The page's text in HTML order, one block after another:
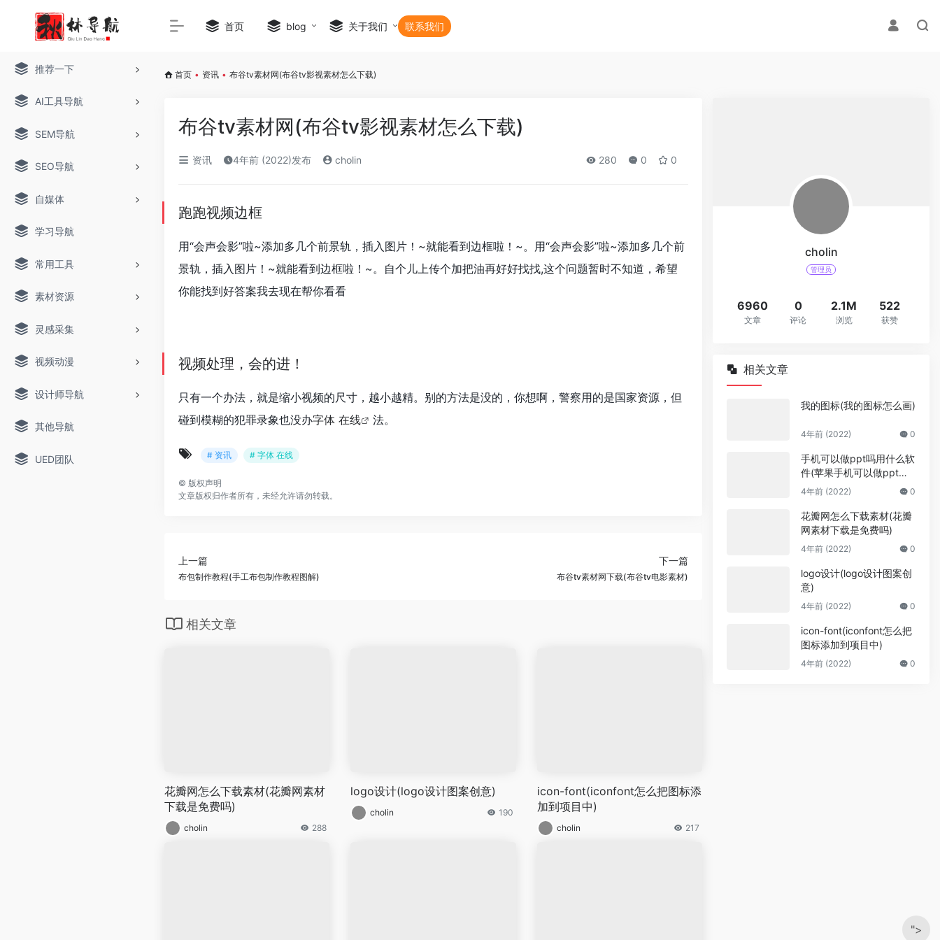
推荐一下
AI工具导航
SEM导航
SEO导航
自媒体
学习导航
常用工具
素材资源
灵感采集
视频动漫
设计师导航
其他导航
UED团队
首页 blog 关于我们 联系我们
首页 • 资讯 • 布谷tv素材网(布谷tv影视素材怎么下载)
布谷tv素材网(布谷tv影视素材怎么下载)
资讯 4年前 (2022)发布 cholin 280 0 0
跑跑视频边框
用“会声会影”啦~添加多几个前景轨，插入图片！~就能看到边框啦！~。用“会声会影”啦~添加多几个前
景轨，插入图片！~就能看到边框啦！~。自个儿上传个加把油再好好找找,这个问题暂时不知道，希望
你能找到好答案我去现在帮你看看
视频处理，会的进！
只有一个办法，就是缩小视频的尺寸，越小越精。别的方法是没的，你想啊，警察用的是国家资源，但
碰到模糊的犯罪录象也没办字体 在线 法。
# 资讯 # 字体 在线
© 版权声明
文章版权归作者所有，未经允许请勿转载。
上一篇
布包制作教程(手工布包制作教程图解)
下一篇
布谷tv素材网下载(布谷tv电影素材)
相关文章
花瓣网怎么下载素材(花瓣网素材
下载是免费吗)
cholin 288
logo设计(logo设计图案创意)
cholin 190
icon-font(iconfont怎么把图标添
加到项目中)
cholin 217
cholin
管理员
6960
文章
0
评论
2.1M
浏览
522
获赞
相关文章
我的图标(我的图标怎么画)
4年前 (2022) 0
手机可以做ppt吗用什么软
件(苹果手机可以做ppt吗
用什么软件)
4年前 (2022) 0
花瓣网怎么下载素材(花瓣
网素材下载是免费吗)
4年前 (2022) 0
logo设计(logo设计图案创
意)
4年前 (2022) 0
icon-font(iconfont怎么把
图标添加到项目中)
4年前 (2022) 0
">